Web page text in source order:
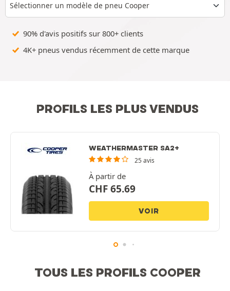
Sélectionner un modèle de pneu Cooper
90% d'avis positifs sur 800+ clients
4K+ pneus vendus récemment de cette marque
PROFILS LES PLUS VENDUS
WEATHERMASTER SA2+
25 avis
À partir de
CHF65.69
VOIR
TOUS LES PROFILS COOPER